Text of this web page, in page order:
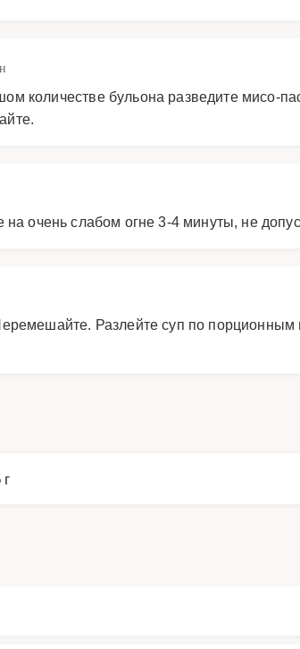
количестве бульона разведите мисо-
очень слабом огне 3-4 минуты, не
Разлейте суп по